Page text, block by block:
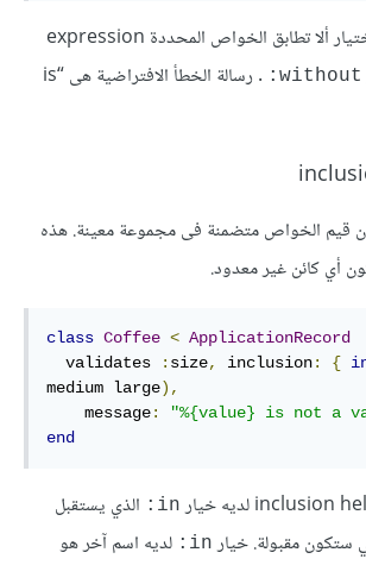
بدلًا من ذلك يمكنك اختيار ألا تطابق الخواص المحددة expression
without:
. رسالة الخطأ الافتراضية هى “is
قيم الخواص متضمنة فى مجموعة معينة. هذه
أي كائن غير معدود.
class Coffee < ApplicationRecord
  validates
: size, inclusion: {
medium large) ,
message: "%{value} is not a
end
in:
الذي يستقبل
ستكون مقبولة. خيار in: لديه اسم آخر هو